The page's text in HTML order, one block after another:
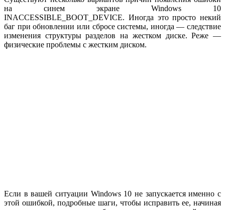
на синем экране Windows 10
INACCESSIBLE_BOOT_DEVICE. Иногда это просто некий
баг при обновлении или сбросе системы, иногда — следствие
изменения структуры разделов на жестком диске. Реже —
физические проблемы с жестким диском.
Если в вашей ситуации Windows 10 не запускается именно с
этой ошибкой, подробные шаги, чтобы исправить ее, начиная